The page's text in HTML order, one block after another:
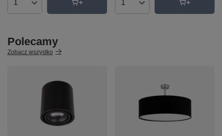
Ilość produktów Ilość produktów
Polecamy
Zobacz wszystko